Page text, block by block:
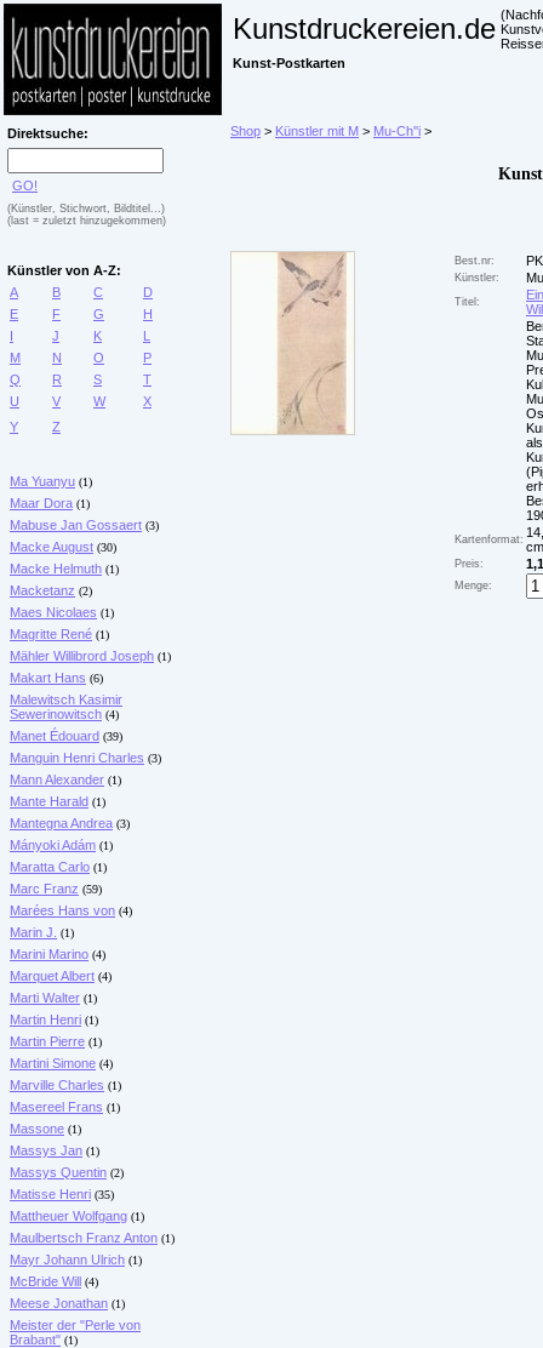
Kunstdruckereien.de
Kunst-Postkarten
Direktsuche:
GO!
(Künstler, Stichwort, Bildtitel...)
(last = zuletzt hinzugekommen)
Künstler von A-Z:
A
B C
D
E
F G
H
I
J K
L
M
N O
P
Q
R S
T
U
V W
X
Y
Z
Ma Yuanyu (1)
Maar Dora (1)
Mabuse Jan Gossaert (3)
Macke August (30)
Macke Helmuth (1)
Macketanz (2)
Maes Nicolaes (1)
Magritte René (1)
Mähler Willibrord Joseph (1)
Makart Hans (6)
Malewitsch Kasimir
Sewerinowitsch (4)
Manet Édouard (39)
Manguin Henri Charles (3)
Mann Alexander (1)
Mante Harald (1)
Mantegna Andrea (3)
Mányoki Adám (1)
Maratta Carlo (1)
Marc Franz (59)
Marées Hans von (4)
Marin J. (1)
Marini Marino (4)
Marquet Albert (4)
Marti Walter (1)
Martin Henri (1)
Martin Pierre (1)
Martini Simone (4)
Marville Charles (1)
Masereel Frans (1)
Massone (1)
Massys Jan (1)
Massys Quentin (2)
Matisse Henri (35)
Mattheuer Wolfgang (1)
Maulbertsch Franz Anton (1)
Mayr Johann Ulrich (1)
McBride Will (4)
Meese Jonathan (1)
Meister der "Perle von
Brabant" (1)
Shop > Künstler mit M > Mu-Ch''i >
Best.nr:
Künstler:
Titel:
als
Kartenformat:
Preis:
Menge: